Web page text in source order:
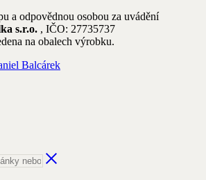
a odpovědnou osobou za uvádění
s.r.o. , IČO: 27735737
na obalech výrobku.
Balcárek